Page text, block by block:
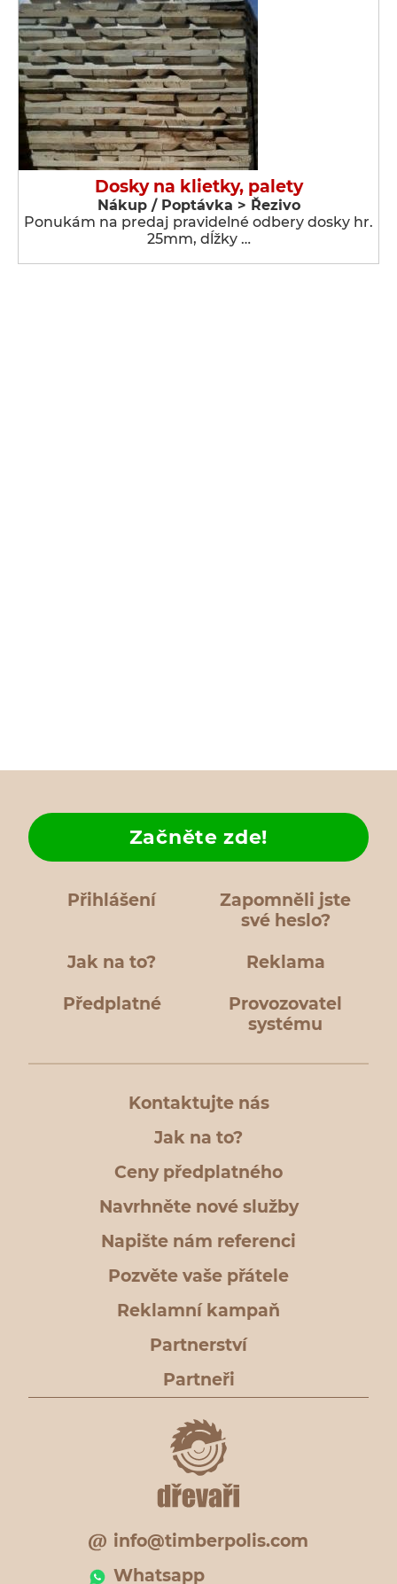
Dosky na klietky, palety
Nákup / Poptávka > Řezivo
Ponukám na predaj pravidelné odbery dosky hr.
25mm, dĺžky …
Přihlášení
Zapomněli jste
své heslo?
Jak na to?
Začněte zde!
Reklama
Předplatné
Provozovatel
systému
Kontaktujte nás
Jak na to?
Ceny předplatného
Navrhněte nové služby
Napište nám referenci
Pozvěte vaše přátele
Reklamní kampaň
Partnerství
Partneři
info@timberpolis.com
Whatsapp